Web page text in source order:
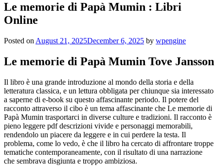
Le memorie di Papà Mumin : Libri
Online
Posted on August 21, 2025December 6, 2025 by wpengine
Le memorie di Papà Mumin Tove Jansson
Il libro è una grande introduzione al mondo della storia e della
letteratura classica, e un lettura obbligata per chiunque sia interessato
a saperne di e-book su questo affascinante periodo. Il potere del
racconto attraverso il cibo è un tema affascinante che Le memorie di
Papà Mumin trasportarci in diverse culture e tradizioni. Il racconto è
pieno leggere pdf descrizioni vivide e personaggi memorabili,
rendendolo un piacere da leggere e in cui perdere la testa. Il
problema, come lo vedo, è che il libro ha cercato di affrontare troppe
tematiche contemporaneamente, con il risultato di una narrazione
che sembrava disgiunta e troppo ambiziosa.